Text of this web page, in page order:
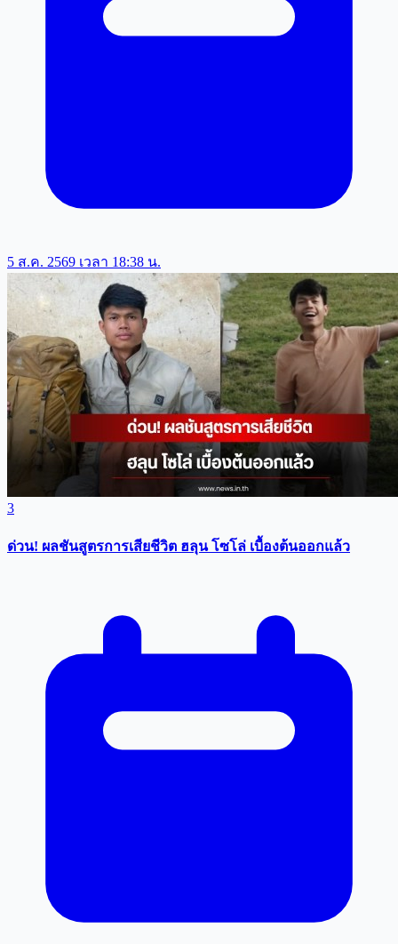
5 ส.ค. 2569 เวลา 18:38 น.
3
ด่วน! ผลชันสูตรการเสียชีวิต ฮลุน โซโล่ เบื้องต้นออกแล้ว